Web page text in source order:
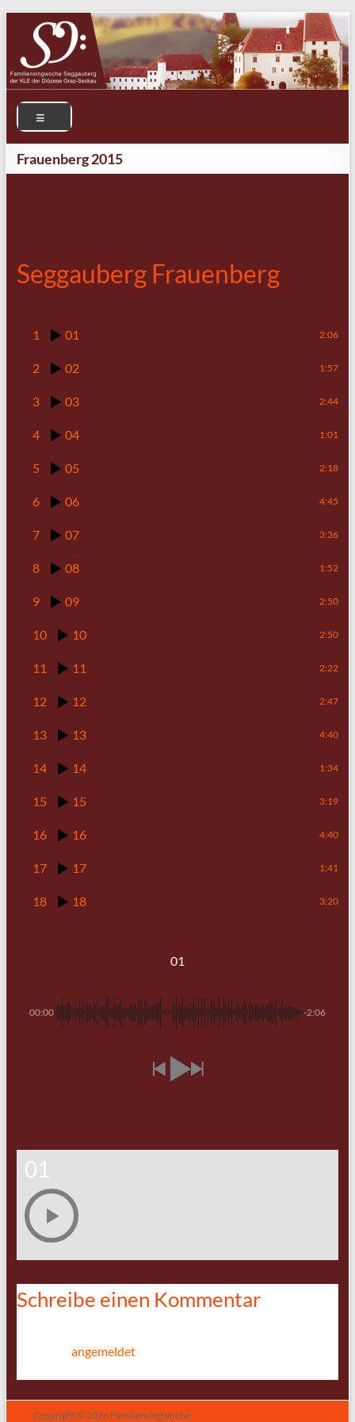
Frauenberg 2015
Seggauberg Frauenberg
1 01 2:06
2 02 1:57
3 03 2:44
4 04 1:01
5 05 2:18
6 06 4:45
7 07 3:36
8 08 1:52
9 09 2:50
10 10 2:50
11 11 2:22
12 12 2:47
13 13 4:40
14 14 1:34
15 15 3:19
16 16 4:40
17 17 1:41
18 18 3:20
01
00:00 -2:06
01
Schreibe einen Kommentar
angemeldetsein, um einen Kommentar
Copyright © 2026 Familiensingwoche-